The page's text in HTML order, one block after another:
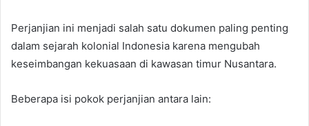
Perjanjian ini menjadi salah satu dokumen paling penting
dalam sejarah kolonial Indonesia karena mengubah
keseimbangan kekuasaan di kawasan timur Nusantara.
Beberapa isi pokok perjanjian antara lain: